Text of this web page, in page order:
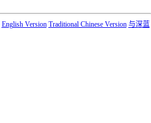
English Version Traditional Chinese Version 与深蓝